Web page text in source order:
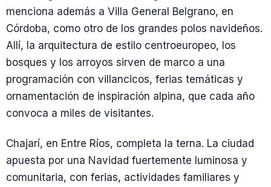
menciona además a Villa General Belgrano, en
Córdoba, como otro de los grandes polos navideños.
Allí, la arquitectura de estilo centroeuropeo, los
bosques y los arroyos sirven de marco a una
programación con villancicos, ferias temáticas y
ornamentación de inspiración alpina, que cada año
convoca a miles de visitantes.
Chajarí, en Entre Ríos, completa la terna. La ciudad
apuesta por una Navidad fuertemente luminosa y
comunitaria, con ferias, actividades familiares y